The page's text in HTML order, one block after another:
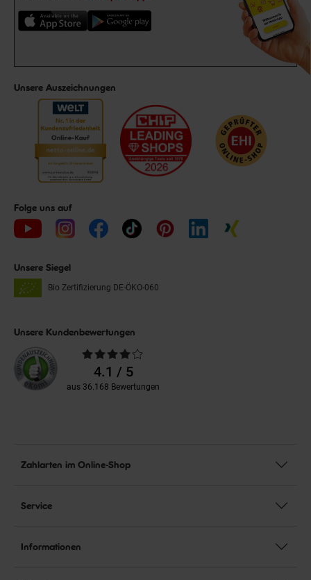
Unsere Auszeichnungen
Folge uns auf
Unsere Siegel
Bio Zertifizierung DE-ÖKO-060
Unsere Kundenbewertungen
Durchschnittliche
Bewertungen4.1 / 5
aus 36.168 Bewertungen
Zahlarten im Online-Shop
Service
Informationen